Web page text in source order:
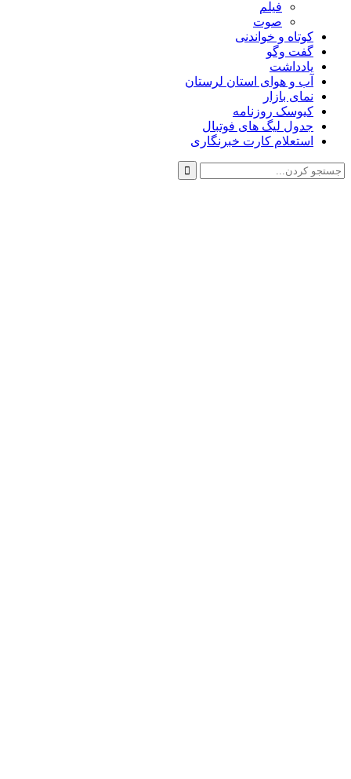
و خواندنی
وگو
و هوای استان لرستان
بازار
روزنامه
لیگ های فوتبال
کارت خبرنگاری